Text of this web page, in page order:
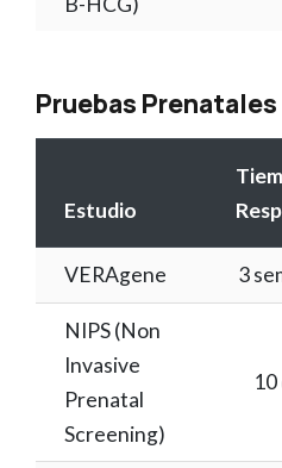
Pruebas
Estudio
VERAgene 3
NIPS (Non
Invasive
Prenatal
Screening)
10